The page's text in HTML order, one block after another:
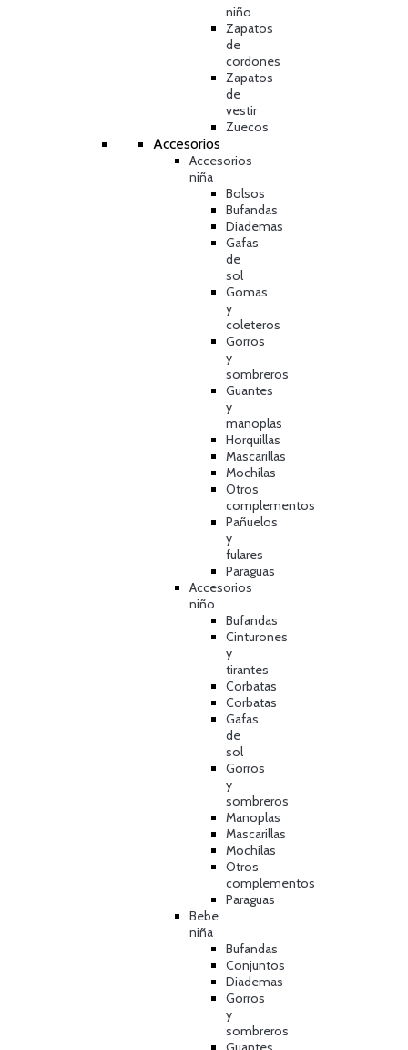
niño
Zapatos
de
cordones
Zapatos
de
vestir
Zuecos
Accesorios
Accesorios
niña
Bolsos
Bufandas
Diademas
Gafas
de
sol
Gomas
y
coleteros
Gorros
y
sombreros
Guantes
y
manoplas
Horquillas
Mascarillas
Mochilas
Otros
complementos
Pañuelos
y
fulares
Paraguas
Accesorios
niño
Bufandas
Cinturones
y
tirantes
Corbatas
Corbatas
Gafas
de
sol
Gorros
y
sombreros
Manoplas
Mascarillas
Mochilas
Otros
complementos
Paraguas
Bebe
niña
Bufandas
Conjuntos
Diademas
Gorros
y
sombreros